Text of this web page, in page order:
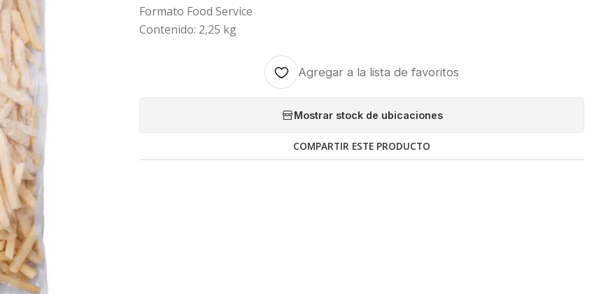
Formato Food Service
Contenido: 2,25 kg
Agregar a la lista de favoritos
Mostrar stock de ubicaciones
COMPARTIR ESTE PRODUCTO